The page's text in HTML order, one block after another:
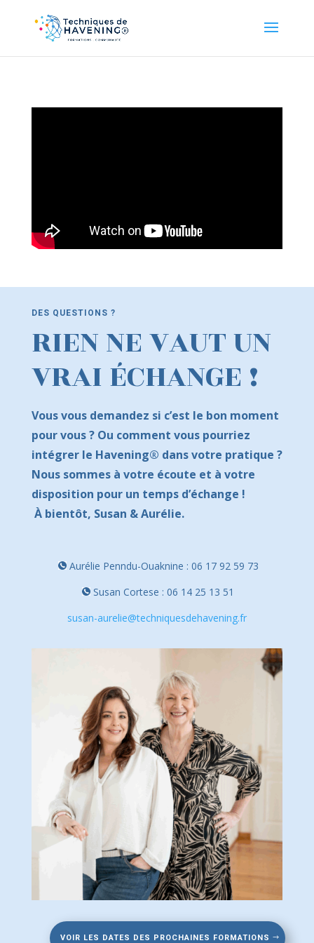
DES QUESTIONS ?
RIEN NE VAUT UN
VRAI ÉCHANGE !
Vous vous demandez si c’est le bon moment
pour vous ? Ou comment vous pourriez
intégrer le Havening® dans votre pratique ?
Nous sommes à votre écoute et à votre
disposition pour un temps d’échange !
Àbientôt, Susan & Aurélie.
Aurélie Penndu-Ouaknine : 06 17 92 59 73
Susan Cortese :06 14 25 13 51
susan-aurelie@techniquesdehavening.fr
VOIR LES DATES DES PROCHAINES FORMATIONS